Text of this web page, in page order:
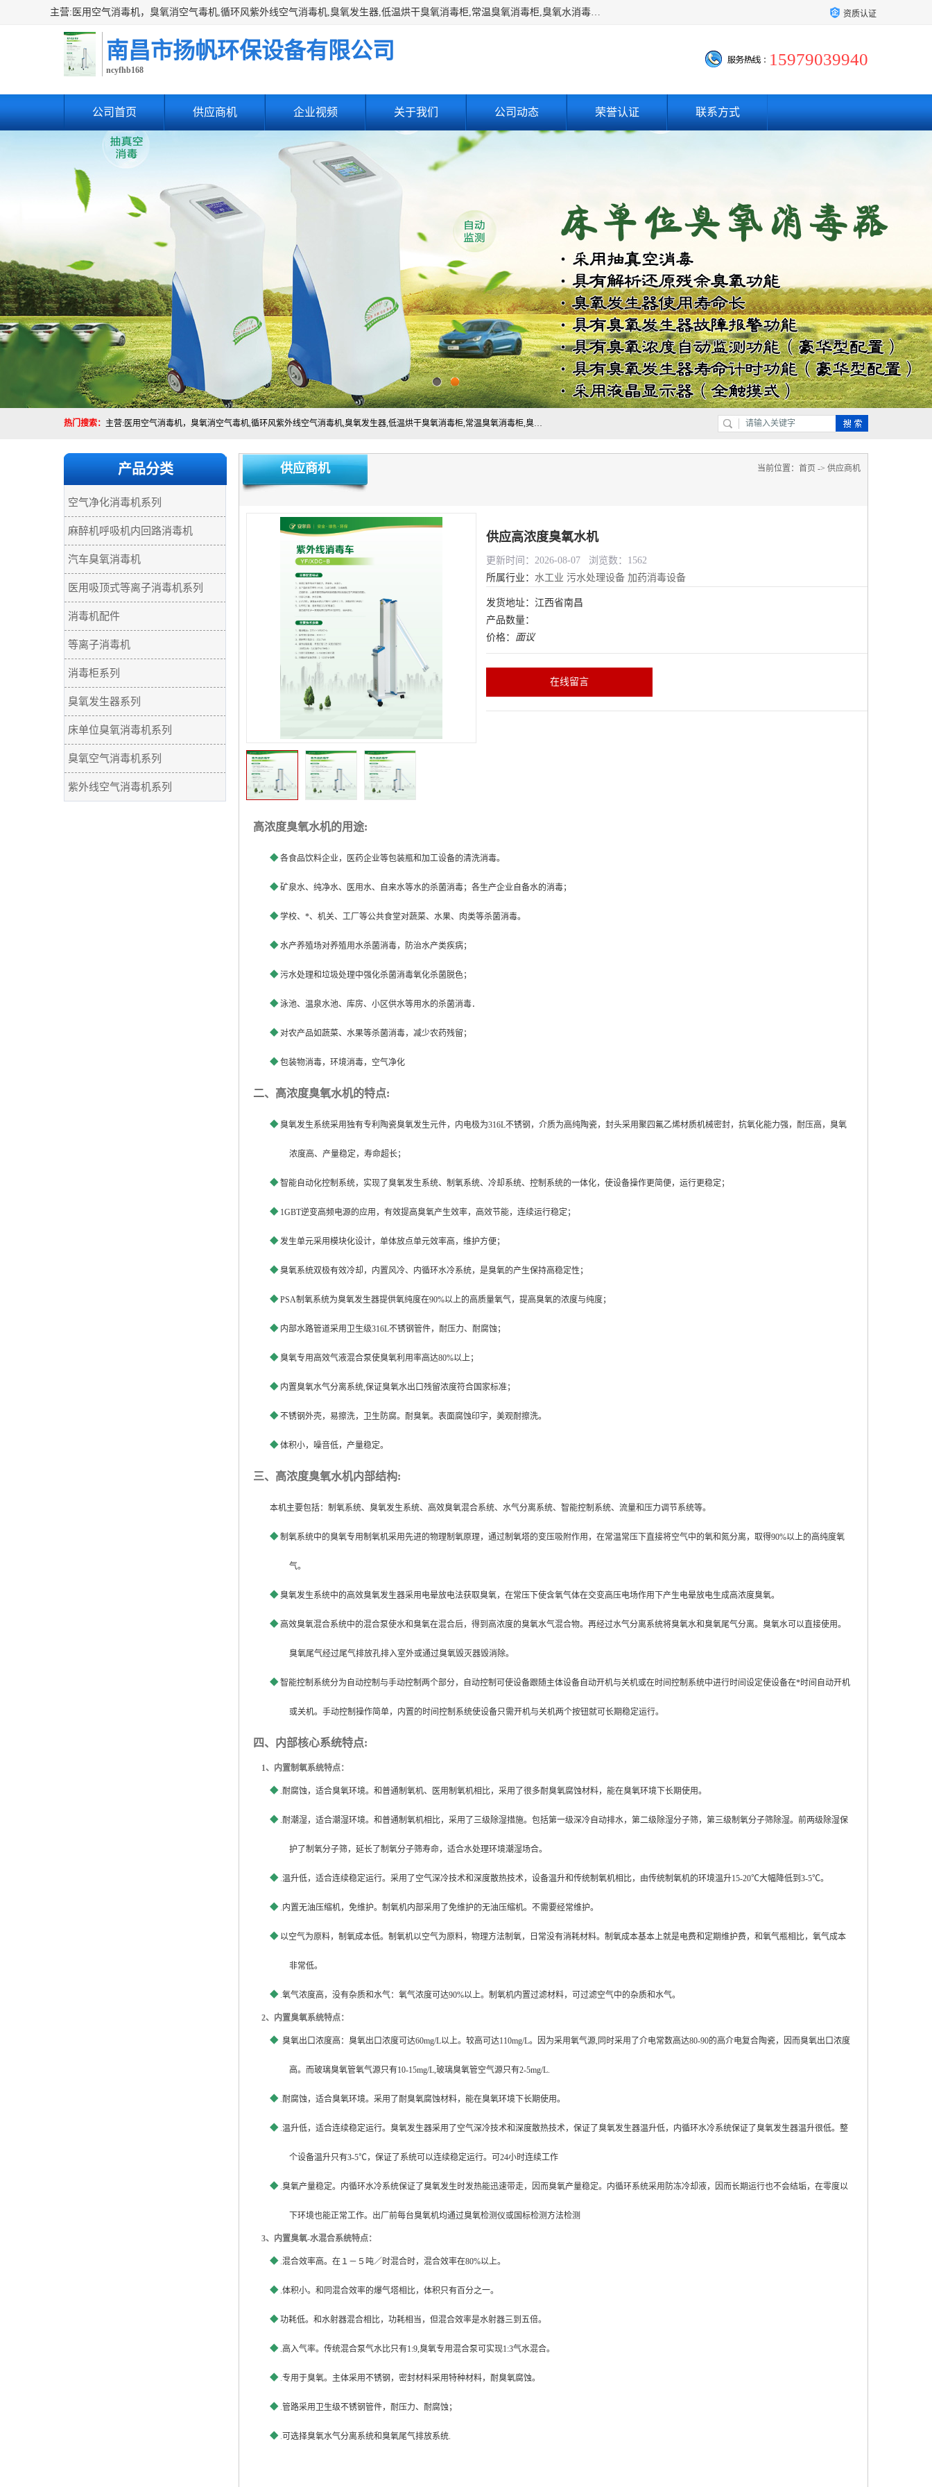
主营:医用空气消毒机，臭氧消空气毒机,循环风紫外线空气消毒机,臭氧发生器,低温烘干臭氧消毒柜,常温臭氧消毒柜,臭氧水消毒机,管道容器臭氧消毒机,内置式臭氧消毒机,外置式臭氧消毒机,床单位臭氧消毒器。医用工作服灭菌柜，医用拖鞋消毒柜,麻醉机内管路消毒机，呼吸机回路消毒机 资质认证
南昌市扬帆环保设备有限公司
ncyfhb168
15979039940
公司首页 供应商机 企业视频 关于我们 公司动态 荣誉认证 联系方式
热门搜索： 主营:医用空气消毒机，臭氧消空气毒机,循环风紫外线空气消毒机,臭氧发生器,低温烘干臭氧消毒柜,常温臭氧消毒柜,臭氧水消毒机,管道容器臭氧消毒机,内置式臭氧消毒机,外置式臭氧消毒机,床单位臭氧消毒器。医用工作服灭菌柜，医用拖鞋消毒柜,麻醉机内管路消毒机，呼吸机回路消毒机
产品分类
空气净化消毒机系列
麻醉机呼吸机内回路消毒机
汽车臭氧消毒机
医用吸顶式等离子消毒机系列
消毒机配件
等离子消毒机
消毒柜系列
臭氧发生器系列
床单位臭氧消毒机系列
臭氧空气消毒机系列
紫外线空气消毒机系列
供应商机 当前位置： 首页 -> 供应商机
供应高浓度臭氧水机
更新时间：2026-08-07 浏览数：1562
所属行业： 水工业 污水处理设备 加药消毒设备
发货地址：江西省南昌
产品数量：
价格： 面议
在线留言
高浓度臭氧水机的用途:
◆各食品饮料企业，医药企业等包装瓶和加工设备的清洗消毒。
◆矿泉水、纯净水、医用水、自来水等水的杀菌消毒；各生产企业自备水的消毒；
◆学校、*、机关、工厂等公共食堂对蔬菜、水果、肉类等杀菌消毒。
◆水产养殖场对养殖用水杀菌消毒，防治水产类疾病；
◆污水处理和垃圾处理中强化杀菌消毒氧化杀菌脱色；
◆泳池、温泉水池、库房、小区供水等用水的杀菌消毒．
◆对农产品如蔬菜、水果等杀菌消毒，减少农药残留；
◆包装物消毒， 环境消毒，空气净化
二、高浓度臭氧水机的特点:
◆臭氧发生系统采用独有专利陶瓷臭氧发生元件，内电极为316L不锈钢，介质为高纯陶瓷，封头采用聚四氟乙烯材质机械密封，抗氧化能力强，耐压高，臭氧
浓度高、产量稳定，寿命超长；
◆智能自动化控制系统，实现了臭氧发生系统、制氧系统、冷却系统、控制系统的一体化，使设备操作更简便，运行更稳定；
◆ 1GBT逆变高频电源的应用，有效提高臭氧产生效率，高效节能，连续运行稳定；
◆发生单元采用模块化设计，单体放点单元效率高，维护方便；
◆臭氧系统双极有效冷却，内置风冷、内循环水冷系统，是臭氧的产生保持高稳定性；
◆PSA制氧系统为臭氧发生器提供氧纯度在90%以上的高质量氧气，提高臭氧的浓度与纯度；
◆ 内部水路管道采用卫生级316L不锈钢管件，耐压力、耐腐蚀；
◆臭氧专用 高效气液混合泵使臭氧利用率高达80%以上；
◆ 内置臭氧水气分离系统,保证臭氧水出口残留浓度符合国家标准；
◆不锈钢外壳，易擦洗，卫生防腐。耐臭氧。表面腐蚀印字，美观耐擦洗。
◆体积小，噪音低，产量稳定。
三、高浓度臭氧水机内部结构:
本机主要包括：制氧系统、臭氧发生系统、高效臭氧混合系统、水气分离系统、智能控制系统、流量和压力调节系统等。
◆制氧系统中的臭氧专用制氧机采用先进的物理制氧原理，通过制氧塔的变压吸附作用，在常温常压下直接将空气中的氧和氮分离，取得90%以上的高纯度氧
气。
◆臭氧发生系统中的高效臭氧发生器采用电晕放电法获取臭氧，在常压下使含氧气体在交变高压电场作用下产生电晕放电生成高浓度臭氧。
◆ 高效臭氧混合系统中的混合泵使水和臭氧在混合后，得到高浓度的臭氧水气混合物。再经过水气分离系统将臭氧水和臭氧尾气分离。臭氧水可以直接使用。
臭氧尾气经过尾气排放孔排入室外或通过臭氧毁灭器毁消除。
◆智能控制系统分为自动控制与手动控制两个部分，自动控制可使设备跟随主体设备自动开机与关机或在时间控制系统中进行时间设定使设备在*时间自动开机
或关机。手动控制操作简单，内置的时间控制系统使设备只需开机与关机两个按钮就可长期稳定运行。
四、内部核心系统特点:
1、内置制氧系统特点：
◆ .耐腐蚀，适合臭氧环境。和普通制氧机、医用制氧机相比，采用了很多耐臭氧腐蚀材料，能在臭氧环境下长期使用。
◆ .耐潮湿，适合潮湿环境。和普通制氧机相比，采用了三级除湿措施。包括第一级深冷自动排水，第二级除湿分子筛，第三级制氧分子筛除湿。前两级除湿保
护了制氧分子筛，延长了制氧分子筛寿命，适合水处理环境潮湿场合。
◆ .温升低，适合连续稳定运行。采用了空气深冷技术和深度散热技术，设备温升和传统制氧机相比，由传统制氧机的环境温升15-20℃大幅降低到 3-5℃。
◆ . 内置无油压缩机，免维护。制氧机内部采用了免维护的无油压缩机。不需要经常维护。
◆ 以空气为原料，制氧成本低。制氧机以空气为原料，物理方法制氧，日常没有消耗材料。制氧成本基本上就是电费和定期维护费，和氧气瓶相比，氧气成本
非常低。
◆ .氧气浓度高，没有杂质和水气：氧气浓度可达90%以上。制氧机内置过滤材料，可过滤空气中的杂质和水气。
2、内置臭氧系统特点：
◆ 臭氧出口浓度高：臭氧出口浓度可达60mg/L以上。较高可达110mg/L。因为采用氧气源, 同时采用了介电常数高达80-90的高介电复合陶瓷，因而臭氧出口浓度
高。而玻璃臭氧管氧气源只有10-15mg/L,玻璃臭氧管空气源只有2-5mg/L.
◆ .耐腐蚀，适合臭氧环境。采用了耐臭氧腐蚀材料，能在臭氧环境下长期使用。
◆ .温升低，适合连续稳定运行。臭氧发生器采用了空气深冷技术和深度散热技术，保证了臭氧发生器温升低，内循环水冷系统保证了臭氧发生器温升很低。整
个设备温升只有3-5℃，保证了系统可以连续稳定运行。可 24小时连续工作
◆ .臭氧产量稳定。内循环水冷系统保证了臭氧发生时发热能迅速带走，因而臭氧产量稳定。内循环系统采用防冻冷却液，因而长期运行也不会结垢，在零度以
下环境也能正常工作。出厂前每台臭氧机均通过臭氧检测仪或国标检测方法检测
3、内置臭氧-水混合系统特点：
◆ .混合效率高。在１－５吨／时混合时，混合效率在80%以上。
◆ .体积小。和同混合效率的爆气塔相比，体积只有百分之一。
◆功耗低。和水射器混合相比，功耗相当，但混合效率是水射器三到五倍。
◆ .高入气率。传统混合泵气水比只有1:9,臭氧专用混合泵可实现1:3气水混合。
◆ .专用于臭氧。主体采用不锈钢，密封材料采用特种材料，耐臭氧腐蚀。
◆ .管路采用卫生级不锈钢管件，耐压力、耐腐蚀；
◆ . 可选择臭氧水气分离系统和臭氧尾气排放系统.